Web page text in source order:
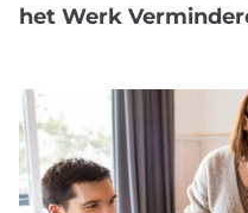
het Werk